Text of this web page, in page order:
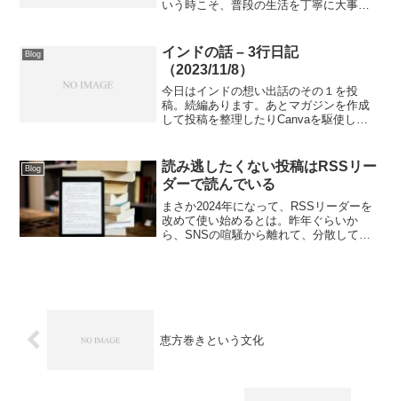
いう時こそ、普段の生活を丁寧に大事に
Blog
インドの話 – 3行日記
（2023/11/8）
今日はインドの想い出話のその１を投
稿。続編あります。あとマガジンを作成
して投稿を整理したりCanvaを駆使して
Blog
読み逃したくない投稿はRSSリー
ダーで読んでいる
まさか2024年になって、RSSリーダーを
改めて使い始めるとは。昨年ぐらいか
ら、SNSの喧騒から離れて、分散してい
恵方巻きという文化